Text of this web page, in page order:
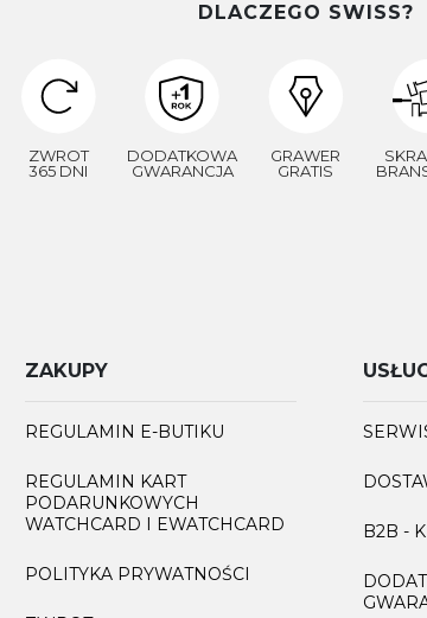
DLACZEGO SWISS?
ZWROT
365 DNI
DODATKOWA
GWARANCJA
GRAWER
GRATIS
ZAKUPY
REGULAMIN E-BUTIKU
REGULAMIN KART
PODARUNKOWYCH
WATCHCARD I EWATCHCARD
POLITYKA PRYWATNOŚCI
B2B -